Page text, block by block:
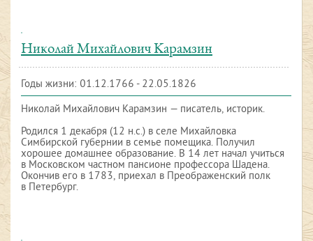
Николай Михайлович Карамзин
Годы жизни: 01.12.1766 - 22.05.1826
Николай Михайлович Карамзин — писатель, историк.
Родился 1 декабря (12 н.с.) в селе Михайловка
Симбирской губернии в семье помещика. Получил
хорошее домашнее образование. В 14 лет начал учиться
в Московском частном пансионе профессора Шадена.
Окончив его в 1783, приехал в Преображенский полк
в Петербург.